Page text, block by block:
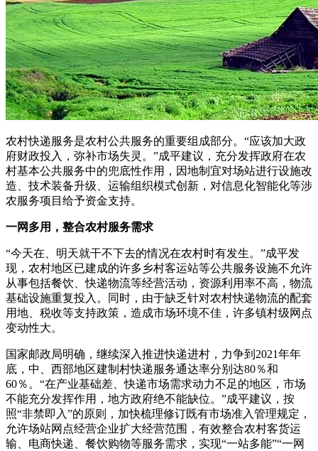
农村快递服务是农村公共服务的重要组成部分。“应该加大政
府财政投入，弥补市场失灵。”成平建议，充分发挥政府在农
村基本公共服务中的兜底性作用，因地制宜对场站进行设施改
造、技术装备升级、运输组织模式创新，对信息化智能化等涉
农服务项目给予资金支持。
一网多用，整合农村服务需求
“今天在、明天就干不下去的情况在农村时有发生。”成平发
现，农村地区已建成的许多乡村客运站等公共服务设施不允许
从事包括餐饮、快递物流等经营活动，资源利用率不高，物流
基础设施重复投入。同时，由于缺乏针对农村快递物流的配套
用地、税收等支持政策，造成市场环境不佳，许多镇村级网点
变动性大。
国家邮政局明确，继续深入推进快递进村，力争到2021年年
底，中、西部地区建制村快递服务通达率分别达80％和
60％。“在产业基础差、快递市场需求动力不足的地区，市场
不能充分发挥作用，地方政府绝不能缺位。”成平建议，按
照“非禁即入”的原则，加快梳理修订既有市场准入管理规定，
允许场站网点经营企业扩大经营范围，有效整合农村客货运
输、电商快递、餐饮购物等服务需求，实现“一站多能”“一网